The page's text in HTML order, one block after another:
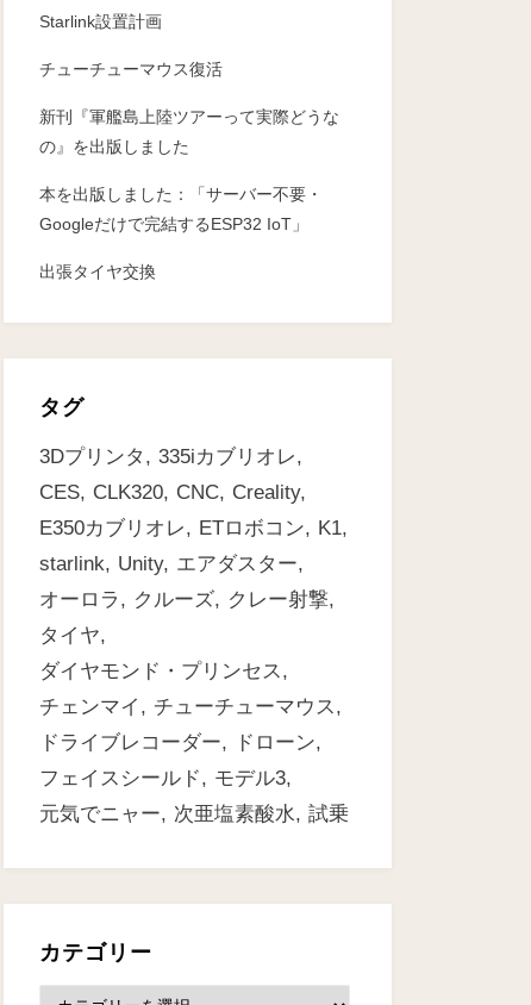
Starlink設置計画
チューチューマウス復活
新刊『軍艦島上陸ツアーって実際どうな
の』を出版しました
本を出版しました：「サーバー不要・
Googleだけで完結するESP32 IoT」
出張タイヤ交換
タグ
3Dプリンタ
335iカブリオレ
CES
CLK320 CNC
Creality
E350カブリオレ
ETロボコン
K1
starlink
Unity
エアダスター
オーロラ
クルーズ
クレー射撃
タイヤ
ダイヤモンド・プリンセス
チェンマイ
チューチューマウス
ドライブレコーダー
ドローン
フェイスシールド
モデル3
元気でニャー
次亜塩素酸水 試乗
カテゴリー